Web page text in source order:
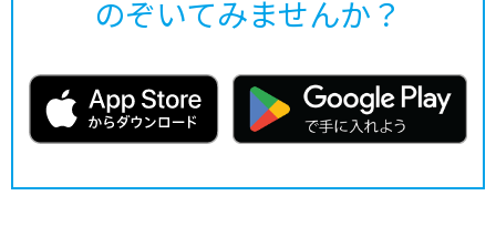
のぞいてみませんか？